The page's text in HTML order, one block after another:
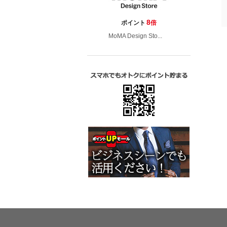
ポイント 8倍
MoMA Design Sto...